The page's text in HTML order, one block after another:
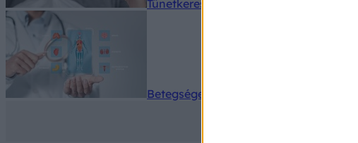
Tünetkereső
Betegségek A-Z